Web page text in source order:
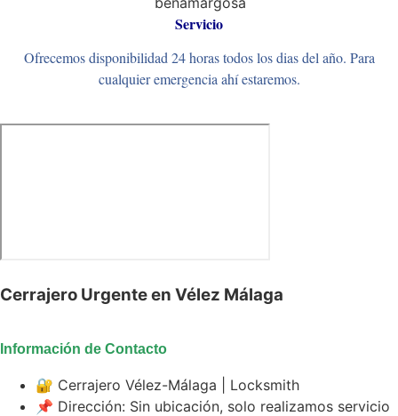
Servicio
Ofrecemos disponibilidad 24 horas todos los dias del año. Para
cualquier emergencia ahí estaremos.
Cerrajero Urgente en Vélez Málaga
Información de Contacto
🔐 Cerrajero Vélez-Málaga | Locksmith
📌 Dirección: Sin ubicación, solo realizamos servicio